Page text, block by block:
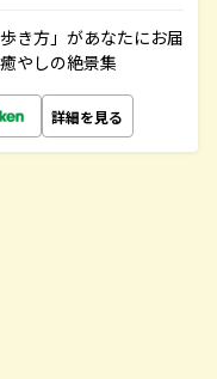
き方」があなたにお届
やしの絶景集
詳細を見る